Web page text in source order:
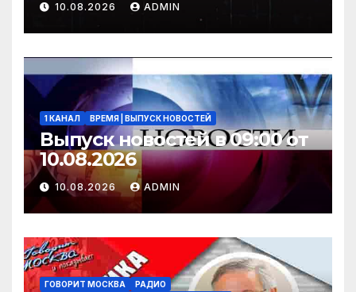
10.08.2026 ADMIN
1 КАНАЛ ВРЕМЯ | ВЫПУСК НОВОСТЕЙ
Выпуск новостей в 09:00 от
10.08.2026
10.08.2026 ADMIN
ГОВОРИТ МОСКВА
РАДИО